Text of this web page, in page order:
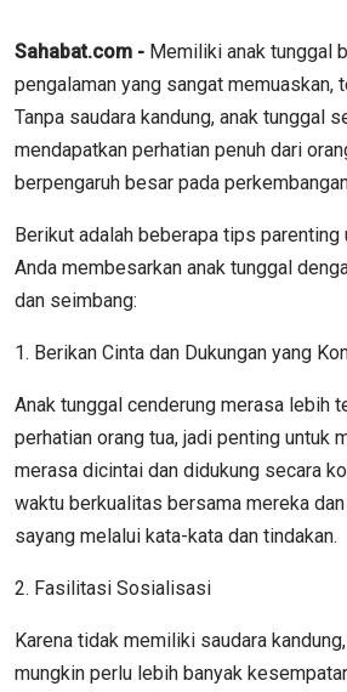
Sahabat.com - Memiliki anak tunggal
pengalaman yang sangat memuaskan,
Tanpa saudara kandung, anak tunggal
mendapatkan perhatian penuh dari
berpengaruh besar pada
Berikut adalah beberapa tips parenting
Anda membesarkan anak tunggal
dan seimbang:
1. Berikan Cinta dan Dukungan yang
Anak tunggal cenderung merasa lebih
perhatian orang tua, jadi penting untuk
merasa dicintai dan didukung secara
waktu berkualitas bersama mereka
sayang melalui kata-kata dan tindakan.
2. Fasilitasi Sosialisasi
Karena tidak memiliki saudara
mungkin perlu lebih banyak